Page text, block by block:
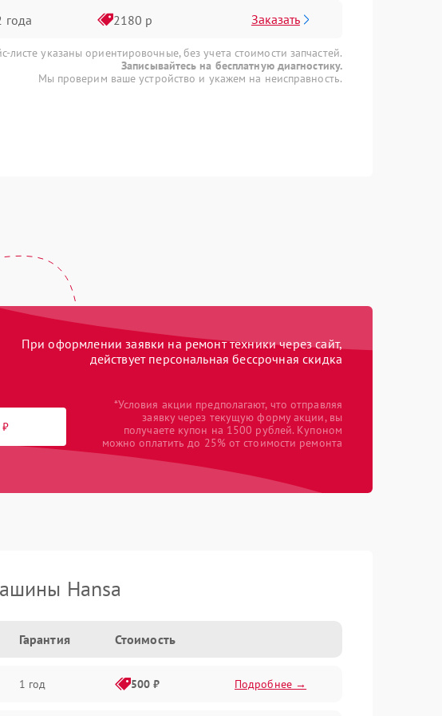
года 2180 р Заказать
листе указаны ориентировочные, без учета стоимости запчастей.
Записывайтесь на бесплатную диагностику.
Мы проверим ваше устройство и укажем на неисправность.
При оформлении заявки на ремонт техники через сайт,
действует персональная бессрочная скидка
₽
*Условия акции предполагают, что отправляя
заявку через текущую форму акции, вы
получаете купон на 1500 рублей. Купоном
можно оплатить до 25% от стоимости ремонта
Hansa
Гарантия Стоимость
1 год 500 ₽ Подробнее →